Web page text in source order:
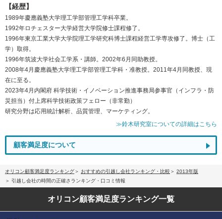
【経歴】
1989年慶應義塾大学理工学部管理工学科卒業。
1992年ロチェスター大学経営大学院修士課程修了。
1996年東京工業大学大学院理工学研究科博士課程経営工学専攻修了。博士（工
学）取得。
1996年筑波大学社会工学系・講師。2002年6月同助教授。
2008年4月慶應義塾大学理工学部管理工学科・准教授。2011年4月同教授、現
在に至る。
2023年4月内閣府 科学技術・イノベーション推進事務局参事官（インフラ・防
災担当）付上席科学技術政策フェロー（非常勤）
研究分野は応用統計解析、品質管理、マーケティング。
≫鈴木研究室についての詳細はこちら
顧客満足度について
オリコン顧客満足度ランキング おすすめの引越し会社ランキング・比較
2013年版
引越し会社の時間の正確さランキング・口コミ情報
オリコン顧客満足度ランキング一覧